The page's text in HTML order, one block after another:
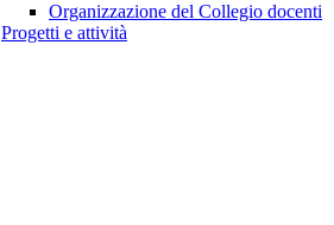
Organizzazione del Collegio docenti
Progetti e attività